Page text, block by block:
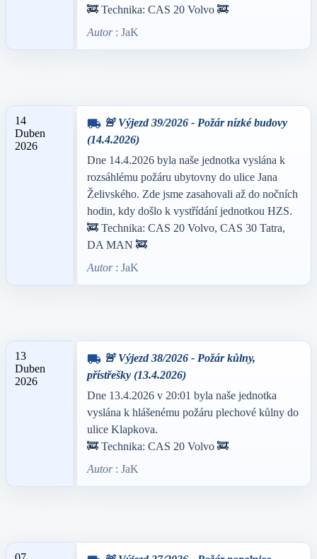
🚒 Technika: CAS 20 Volvo 🚒
Autor: JaK
14
Duben
2026
local_shipping 🚨 Výjezd 39/2026 - Požár nízké budovy
(14.4.2026)
Dne 14.4.2026 byla naše jednotka vyslána k
rozsáhlému požáru ubytovny do ulice Jana
Želivského. Zde jsme zasahovali až do nočních
hodin, kdy došlo k vystřídání jednotkou HZS.
🚒 Technika: CAS 20 Volvo, CAS 30 Tatra,
DA MAN 🚒
Autor: JaK
13
Duben
2026
local_shipping 🚨 Výjezd 38/2026 - Požár kůlny,
přístřešky (13.4.2026)
Dne 13.4.2026 v 20:01 byla naše jednotka
vyslána k hlášenému požáru plechové kůlny do
ulice Klapkova.
🚒 Technika: CAS 20 Volvo 🚒
Autor: JaK